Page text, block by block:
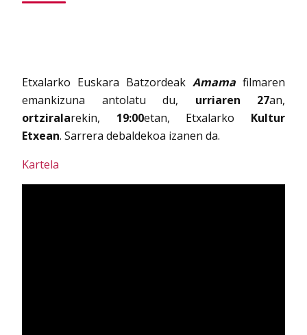
Etxalarko Euskara Batzordeak Amama filmaren
emankizuna antolatu du, urriaren 27an,
ortziralarekin, 19:00etan, Etxalarko Kultur
Etxean. Sarrera debaldekoa izanen da.
Kartela